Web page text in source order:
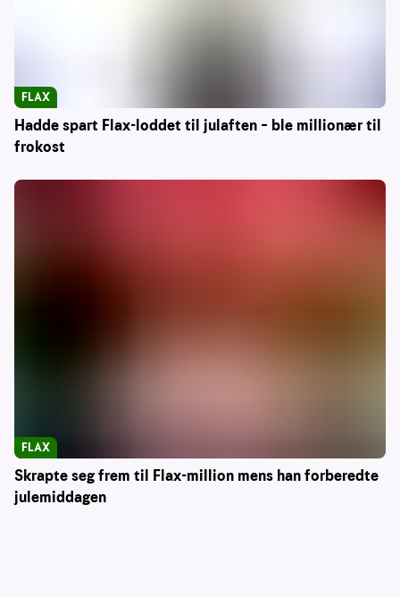
Hadde spart Flax-loddet til julaften – ble millionær til
frokost
FLAX
Skrapte seg frem til Flax-million mens han forberedte
julemiddagen
FLAX